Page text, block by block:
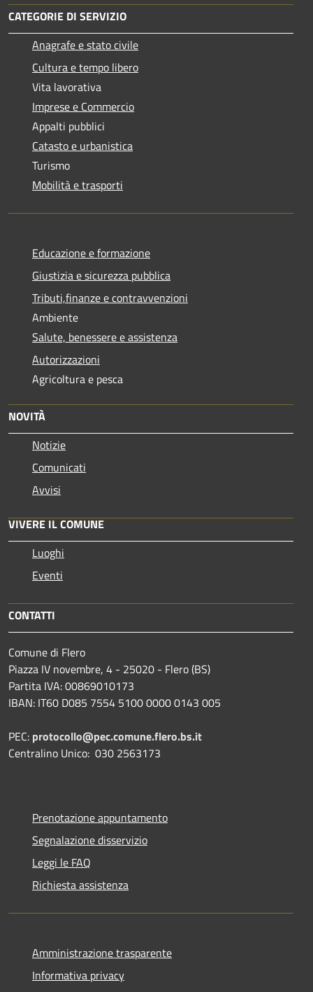
CATEGORIE DI SERVIZIO
Anagrafe e stato civile
Cultura e tempo libero
Vita lavorativa
Imprese e Commercio
Appalti pubblici
Catasto e urbanistica
Turismo
Mobilità e trasporti
Educazione e formazione
Giustizia e sicurezza pubblica
Tributi,finanze e contravvenzioni
Ambiente
Salute, benessere e assistenza
Autorizzazioni
Agricoltura e pesca
NOVITÀ
Notizie
Comunicati
Avvisi
VIVERE IL COMUNE
Luoghi
Eventi
CONTATTI
Comune di Flero
Piazza IV novembre, 4 - 25020 - Flero (BS)
Partita IVA: 00869010173
IBAN: IT60 D085 7554 5100 0000 0143 005
PEC: protocollo@pec.comune.flero.bs.it
Centralino Unico: 030 2563173
Prenotazione appuntamento
Segnalazione disservizio
Leggi le FAQ
Richiesta assistenza
Amministrazione trasparente
Informativa privacy